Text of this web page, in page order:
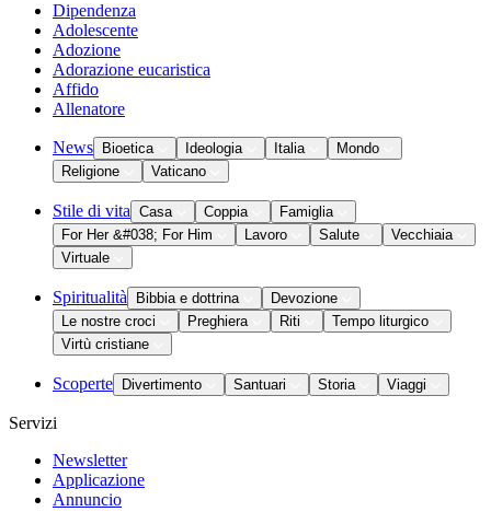
Dipendenza
Adolescente
Adozione
Adorazione eucaristica
Affido
Allenatore
News Bioetica Ideologia Italia
Mondo
Religione
Vaticano
Stile di vita Casa Coppia
Famiglia
For Her &#038; For Him
Lavoro Salute
Vecchiaia
Virtuale
Spiritualità Bibbia e dottrina
Devozione
Le nostre croci
Preghiera Riti
Tempo liturgico
Virtù cristiane
Scoperte Divertimento Santuari Storia Viaggi
Servizi
Newsletter
Applicazione
Annuncio